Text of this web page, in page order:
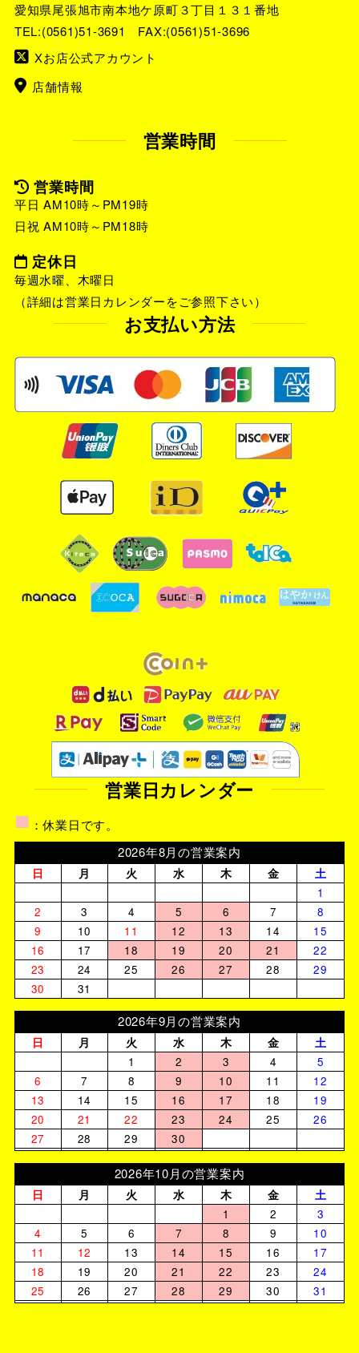
愛知県尾張旭市南本地ケ原町３丁目１３１番地
TEL:(0561)51-3691
FAX:(0561)51-3696
Xお店公式アカウント
店舗情報
営業時間
営業時間
平日 AM10時～PM19時
日祝 AM10時～PM18時
定休日
毎週水曜、木曜日
（詳細は営業日カレンダーをご参照下さい）
お支払い方法
営業日カレンダー
■ ：休業日です。
2026年8月の営業案内
日 月 火 水 木 金
土
1
2
3 4 5 6 7
8
9
10 11 12 13 14
15
16
17 18 19 20 21
22
23
24 25 26 27 28
29
30
31
2026年9月の営業案内
日 月 火 水 木 金
土
1
2 3 4
5
6
7 8 9 10 11
12
13
14 15 16 17 18
19
20
21 22 23 24 25
26
27
28 29 30
2026年10月の営業案内
日 月 火 水 木 金
土
1
2
3
4
5 6 7 8 9
10
11
12 13 14 15 16
17
18
19 20 21 22 23
24
25
26 27 28 29 30 31